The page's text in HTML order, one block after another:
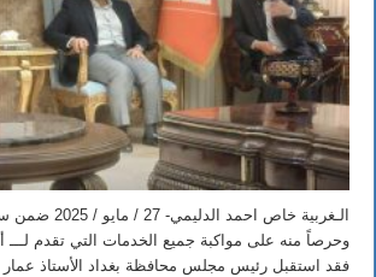
عـمار
الــحمداني
مغلقة
الـغربية خاص احمد
وحرصاً منه على مواكبة جميع الخدمات التي تقدم لـــ
فقد استقبل رئيس مجلس محافظة بغداد الأستاذ عمار